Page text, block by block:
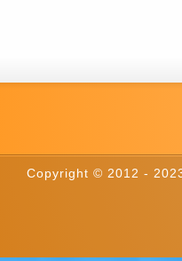
Copyright © 2012 -